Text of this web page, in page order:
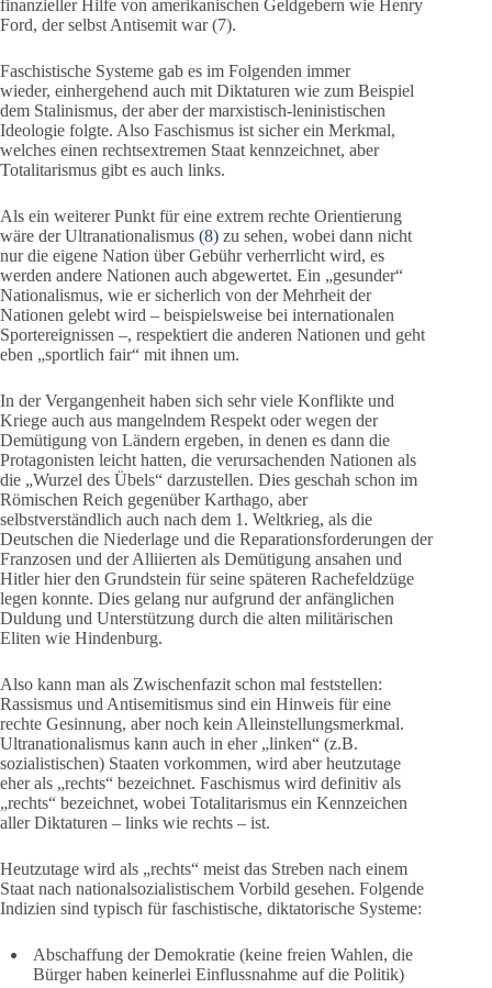
finanzieller Hilfe von amerikanischen Geldgebern wie Henry
Ford, der selbst Antisemit war (7).
Faschistische Systeme gab es im Folgenden immer
wieder, einhergehend auch mit Diktaturen wie zum Beispiel
dem Stalinismus, der aber der marxistisch-leninistischen
Ideologie folgte. Also Faschismus ist sicher ein Merkmal,
welches einen rechtsextremen Staat kennzeichnet, aber
Totalitarismus gibt es auch links.
Als ein weiterer Punkt für eine extrem rechte Orientierung
wäre der Ultranationalismus (8) zu sehen, wobei dann nicht
nur die eigene Nation über Gebühr verherrlicht wird, es
werden andere Nationen auch abgewertet. Ein „gesunder“
Nationalismus, wie er sicherlich von der Mehrheit der
Nationen gelebt wird – beispielsweise bei internationalen
Sportereignissen –, respektiert die anderen Nationen und geht
eben „sportlich fair“ mit ihnen um.
In der Vergangenheit haben sich sehr viele Konflikte und
Kriege auch aus mangelndem Respekt oder wegen der
Demütigung von Ländern ergeben, in denen es dann die
Protagonisten leicht hatten, die verursachenden Nationen als
die „Wurzel des Übels“ darzustellen. Dies geschah schon im
Römischen Reich gegenüber Karthago, aber
selbstverständlich auch nach dem 1. Weltkrieg, als die
Deutschen die Niederlage und die Reparationsforderungen der
Franzosen und der Alliierten als Demütigung ansahen und
Hitler hier den Grundstein für seine späteren Rachefeldzüge
legen konnte. Dies gelang nur aufgrund der anfänglichen
Duldung und Unterstützung durch die alten militärischen
Eliten wie Hindenburg.
Also kann man als Zwischenfazit schon mal feststellen:
Rassismus und Antisemitismus sind ein Hinweis für eine
rechte Gesinnung, aber noch kein Alleinstellungsmerkmal.
Ultranationalismus kann auch in eher „linken“ (z.B.
sozialistischen) Staaten vorkommen, wird aber heutzutage
eher als „rechts“ bezeichnet. Faschismus wird definitiv als
„rechts“ bezeichnet, wobei Totalitarismus ein Kennzeichen
aller Diktaturen – links wie rechts – ist.
Heutzutage wird als „rechts“ meist das Streben nach einem
Staat nach nationalsozialistischem Vorbild gesehen. Folgende
Indizien sind typisch für faschistische, diktatorische Systeme:
Abschaffung der Demokratie (keine freien Wahlen, die
Bürger haben keinerlei Einflussnahme auf die Politik)